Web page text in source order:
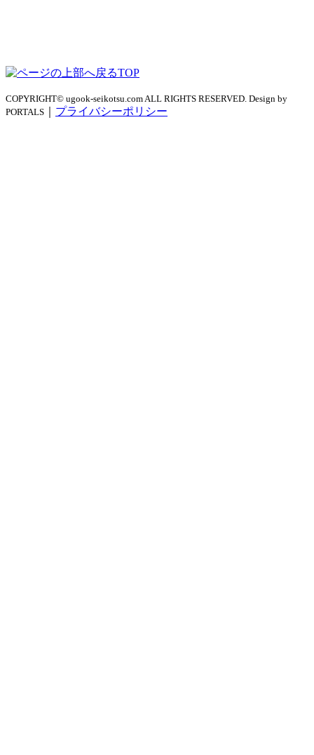
TOP
COPYRIGHT© ugook-seikotsu.com ALL RIGHTS RESERVED. Design by
PORTALS
プライバシーポリシー